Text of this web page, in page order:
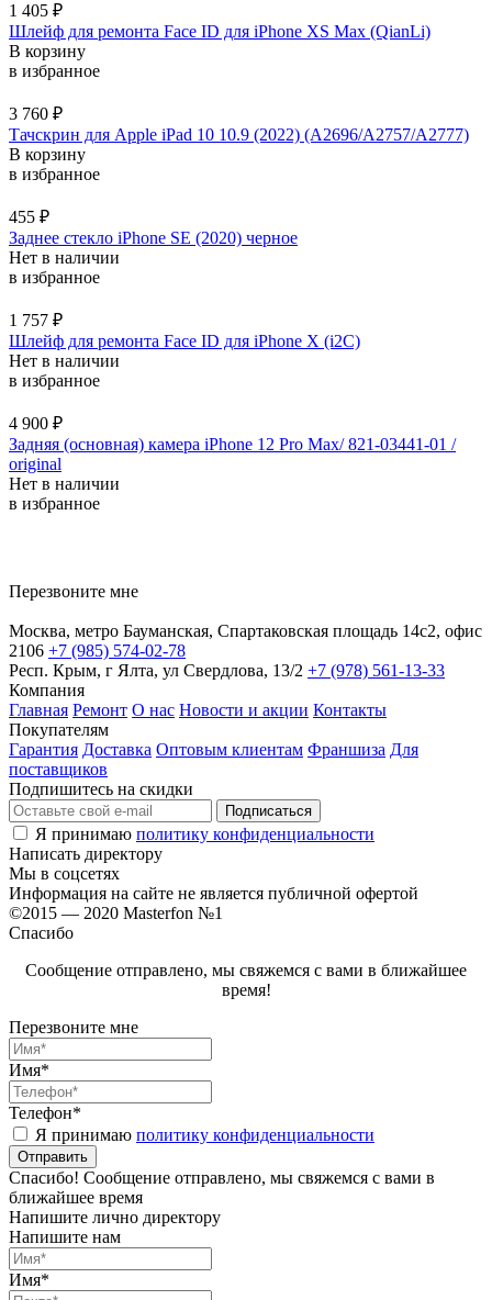
1 405 ₽
Шлейф для ремонта Face ID для iPhone XS Max (QianLi)
В корзину
в избранное
3 760 ₽
Тачскрин для Apple iPad 10 10.9 (2022) (A2696/A2757/A2777)
В корзину
в избранное
455 ₽
Заднее стекло iPhone SE (2020) черное
Нет в наличии
в избранное
1 757 ₽
Шлейф для ремонта Face ID для iPhone X (i2C)
Нет в наличии
в избранное
4 900 ₽
Задняя (основная) камера iPhone 12 Pro Max/ 821-03441-01 /
original
Нет в наличии
в избранное
Перезвоните мне
Москва, метро Бауманская, Спартаковская площадь 14с2, офис
2106 +7 (985) 574-02-78
Респ. Крым, г Ялта, ул Свердлова, 13/2 +7 (978) 561-13-33
Компания
Главная Ремонт О нас Новости и акции Контакты
Покупателям
Гарантия Доставка Оптовым клиентам Франшиза Для
поставщиков
Подпишитесь на скидки
Я принимаю политику конфиденциальности
Написать директору
Мы в соцсетях
Информация на сайте не является публичной офертой
©2015 — 2020 Masterfon №1
Спасибо
Сообщение отправлено, мы свяжемся с вами в ближайшее
время!
Перезвоните мне
Имя*
Телефон*
Я принимаю политику конфиденциальности
Спасибо! Сообщение отправлено, мы свяжемся с вами в
ближайшее время
Напишите лично директору
Напишите нам
Имя*